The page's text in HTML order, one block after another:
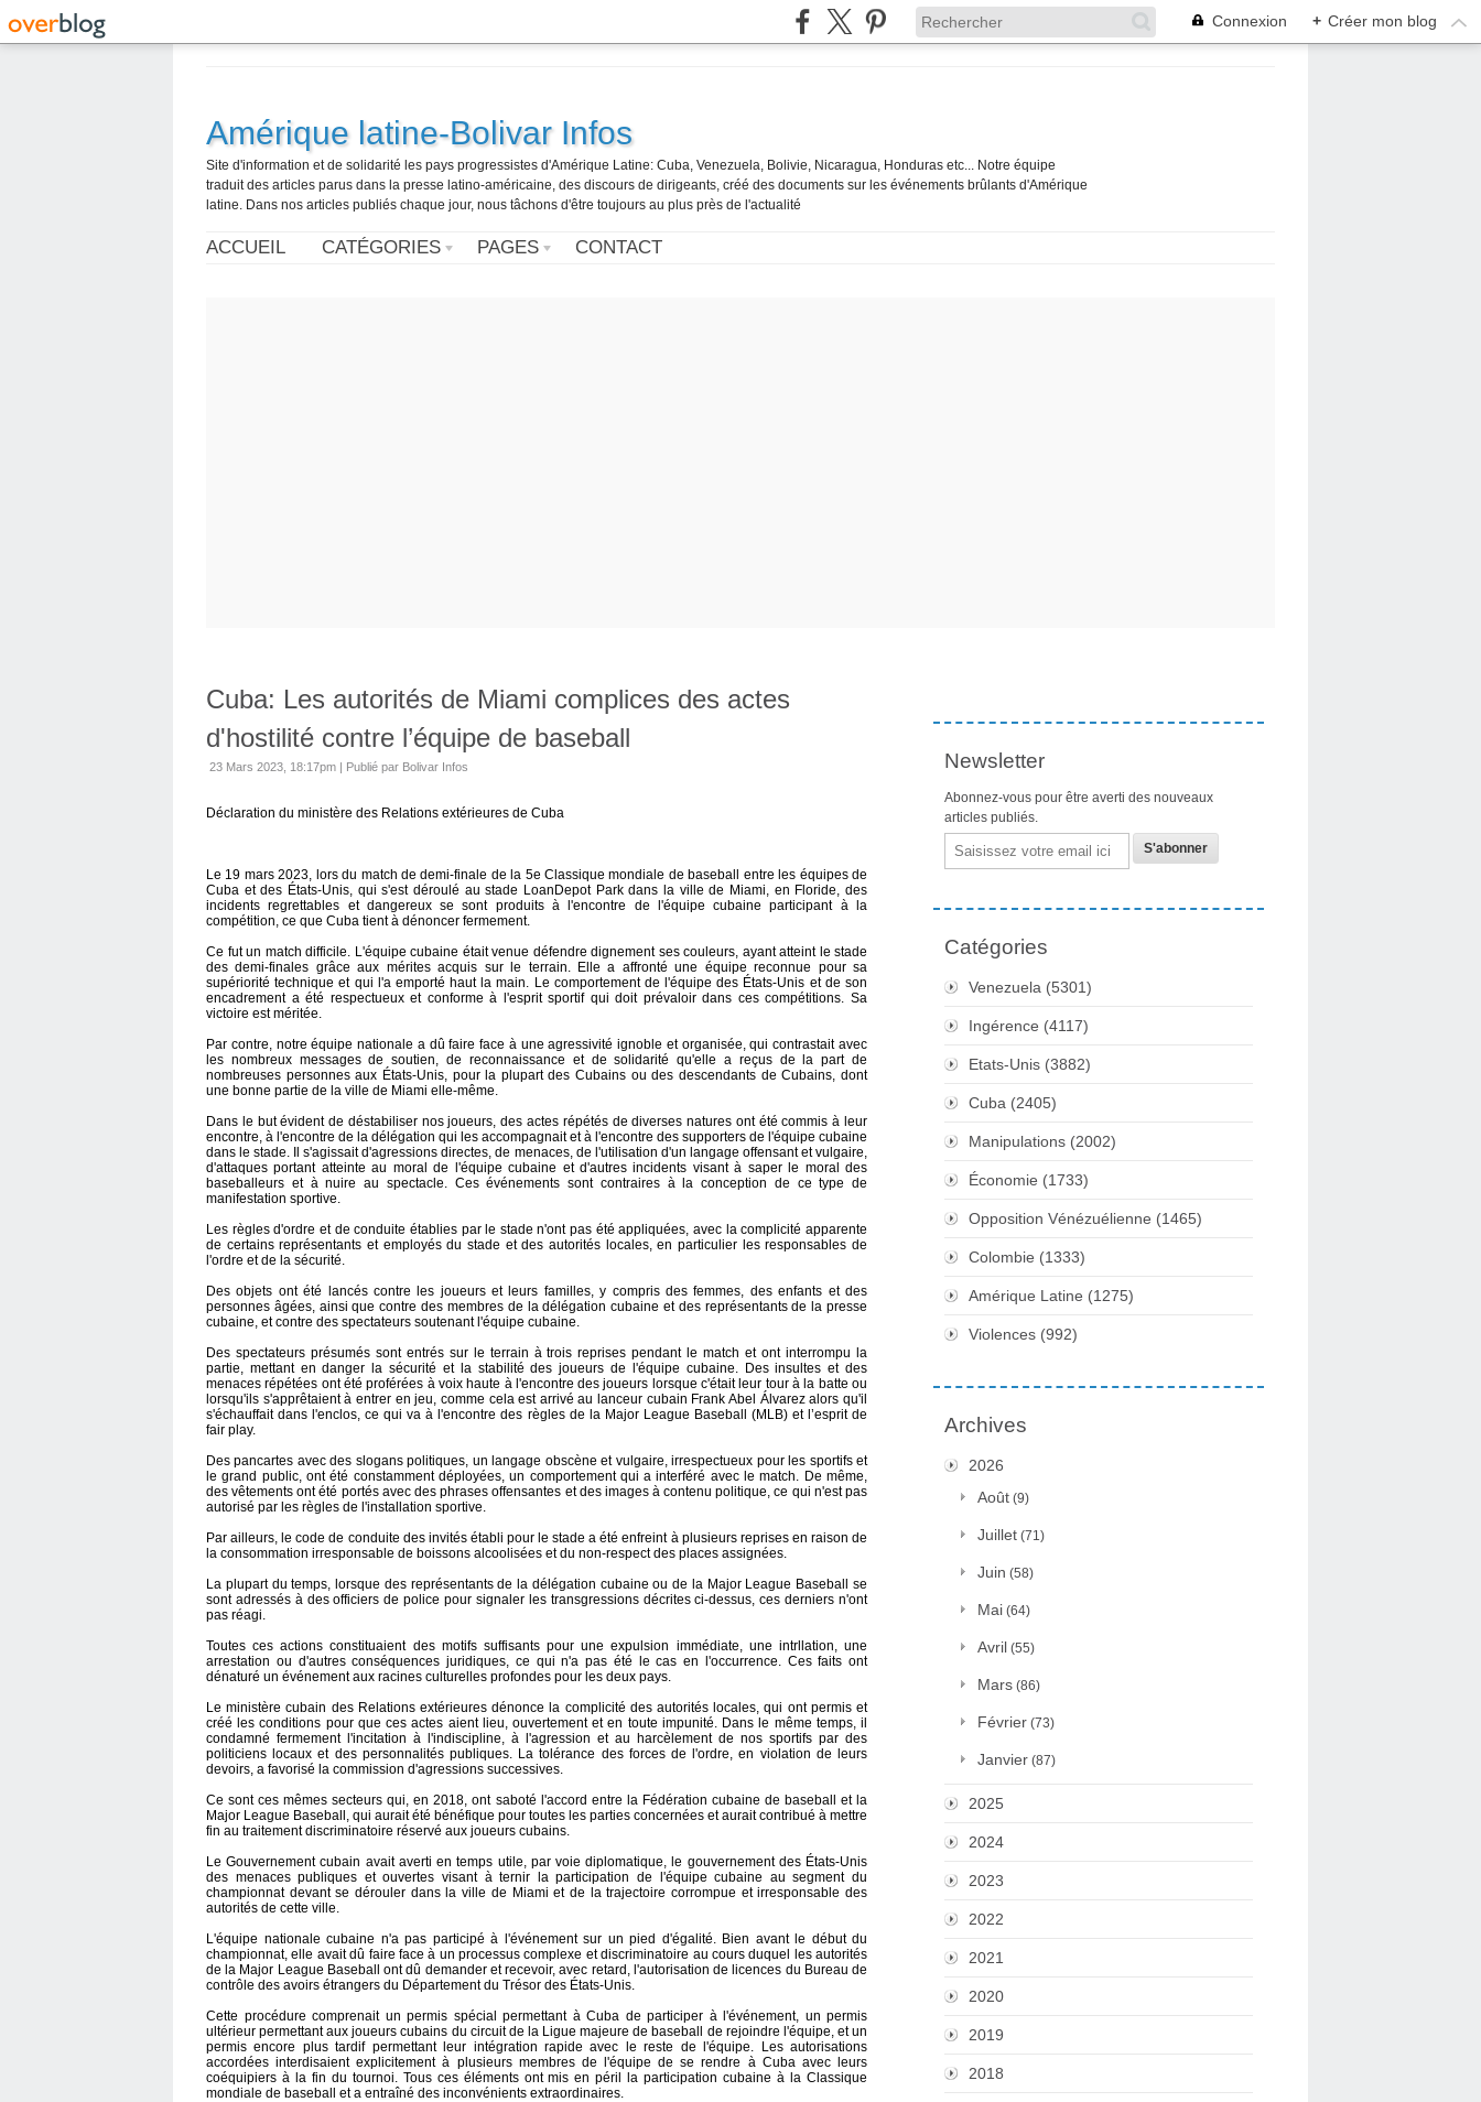
Connexion + Créer mon blog
Amérique latine-Bolivar Infos
Site d'information et de solidarité les pays progressistes d'Amérique Latine: Cuba, Venezuela, Bolivie, Nicaragua, Honduras etc... Notre équipe
traduit des articles parus dans la presse latino-américaine, des discours de dirigeants, créé des documents sur les événements brûlants d'Amérique
latine. Dans nos articles publiés chaque jour, nous tâchons d'être toujours au plus près de l'actualité
ACCUEIL CATÉGORIES PAGES CONTACT
Cuba: Les autorités de Miami complices des actes
d'hostilité contre l’équipe de baseball
23 Mars 2023, 18:17pm | Publié par Bolivar Infos
Déclaration du ministère des Relations extérieures de Cuba
Le 19 mars 2023, lors du match de demi-finale de la 5e Classique mondiale de baseball entre les équipes de
Cuba et des États-Unis, qui s'est déroulé au stade LoanDepot Park dans la ville de Miami, en Floride, des
incidents regrettables et dangereux se sont produits à l'encontre de l'équipe cubaine participant à la
compétition, ce que Cuba tient à dénoncer fermement.
Ce fut un match difficile. L'équipe cubaine était venue défendre dignement ses couleurs, ayant atteint le stade
des demi-finales grâce aux mérites acquis sur le terrain. Elle a affronté une équipe reconnue pour sa
supériorité technique et qui l'a emporté haut la main. Le comportement de l'équipe des États-Unis et de son
encadrement a été respectueux et conforme à l'esprit sportif qui doit prévaloir dans ces compétitions. Sa
victoire est méritée.
Par contre, notre équipe nationale a dû faire face à une agressivité ignoble et organisée, qui contrastait avec
les nombreux messages de soutien, de reconnaissance et de solidarité qu'elle a reçus de la part de
nombreuses personnes aux États-Unis, pour la plupart des Cubains ou des descendants de Cubains, dont
une bonne partie de la ville de Miami elle-même.
Dans le but évident de déstabiliser nos joueurs, des actes répétés de diverses natures ont été commis à leur
encontre, à l'encontre de la délégation qui les accompagnait et à l'encontre des supporters de l'équipe cubaine
dans le stade. Il s'agissait d'agressions directes, de menaces, de l'utilisation d'un langage offensant et vulgaire,
d'attaques portant atteinte au moral de l'équipe cubaine et d'autres incidents visant à saper le moral des
baseballeurs et à nuire au spectacle. Ces événements sont contraires à la conception de ce type de
manifestation sportive.
Les règles d'ordre et de conduite établies par le stade n'ont pas été appliquées, avec la complicité apparente
de certains représentants et employés du stade et des autorités locales, en particulier les responsables de
l'ordre et de la sécurité.
Des objets ont été lancés contre les joueurs et leurs familles, y compris des femmes, des enfants et des
personnes âgées, ainsi que contre des membres de la délégation cubaine et des représentants de la presse
cubaine, et contre des spectateurs soutenant l'équipe cubaine.
Des spectateurs présumés sont entrés sur le terrain à trois reprises pendant le match et ont interrompu la
partie, mettant en danger la sécurité et la stabilité des joueurs de l'équipe cubaine. Des insultes et des
menaces répétées ont été proférées à voix haute à l'encontre des joueurs lorsque c'était leur tour à la batte ou
lorsqu'ils s'apprêtaient à entrer en jeu, comme cela est arrivé au lanceur cubain Frank Abel Álvarez alors qu'il
s'échauffait dans l'enclos, ce qui va à l'encontre des règles de la Major League Baseball (MLB) et l’esprit de
fair play.
Des pancartes avec des slogans politiques, un langage obscène et vulgaire, irrespectueux pour les sportifs et
le grand public, ont été constamment déployées, un comportement qui a interféré avec le match. De même,
des vêtements ont été portés avec des phrases offensantes et des images à contenu politique, ce qui n'est pas
autorisé par les règles de l'installation sportive.
Par ailleurs, le code de conduite des invités établi pour le stade a été enfreint à plusieurs reprises en raison de
la consommation irresponsable de boissons alcoolisées et du non-respect des places assignées.
La plupart du temps, lorsque des représentants de la délégation cubaine ou de la Major League Baseball se
sont adressés à des officiers de police pour signaler les transgressions décrites ci-dessus, ces derniers n'ont
pas réagi.
Toutes ces actions constituaient des motifs suffisants pour une expulsion immédiate, une intrllation, une
arrestation ou d'autres conséquences juridiques, ce qui n'a pas été le cas en l'occurrence. Ces faits ont
dénaturé un événement aux racines culturelles profondes pour les deux pays.
Le ministère cubain des Relations extérieures dénonce la complicité des autorités locales, qui ont permis et
créé les conditions pour que ces actes aient lieu, ouvertement et en toute impunité. Dans le même temps, il
condamné fermement l'incitation à l'indiscipline, à l'agression et au harcèlement de nos sportifs par des
politiciens locaux et des personnalités publiques. La tolérance des forces de l'ordre, en violation de leurs
devoirs, a favorisé la commission d'agressions successives.
Ce sont ces mêmes secteurs qui, en 2018, ont saboté l'accord entre la Fédération cubaine de baseball et la
Major League Baseball, qui aurait été bénéfique pour toutes les parties concernées et aurait contribué à mettre
fin au traitement discriminatoire réservé aux joueurs cubains.
Le Gouvernement cubain avait averti en temps utile, par voie diplomatique, le gouvernement des États-Unis
des menaces publiques et ouvertes visant à ternir la participation de l'équipe cubaine au segment du
championnat devant se dérouler dans la ville de Miami et de la trajectoire corrompue et irresponsable des
autorités de cette ville.
L'équipe nationale cubaine n'a pas participé à l'événement sur un pied d'égalité. Bien avant le début du
championnat, elle avait dû faire face à un processus complexe et discriminatoire au cours duquel les autorités
de la Major League Baseball ont dû demander et recevoir, avec retard, l'autorisation de licences du Bureau de
contrôle des avoirs étrangers du Département du Trésor des États-Unis.
Cette procédure comprenait un permis spécial permettant à Cuba de participer à l'événement, un permis
ultérieur permettant aux joueurs cubains du circuit de la Ligue majeure de baseball de rejoindre l'équipe, et un
permis encore plus tardif permettant leur intégration rapide avec le reste de l'équipe. Les autorisations
accordées interdisaient explicitement à plusieurs membres de l'équipe de se rendre à Cuba avec leurs
coéquipiers à la fin du tournoi. Tous ces éléments ont mis en péril la participation cubaine à la Classique
mondiale de baseball et a entraîné des inconvénients extraordinaires.
Newsletter
Abonnez-vous pour être averti des nouveaux
articles publiés.
Email
Catégories
Venezuela (5301)
Ingérence (4117)
Etats-Unis (3882)
Cuba (2405)
Manipulations (2002)
Économie (1733)
Opposition Vénézuélienne (1465)
Colombie (1333)
Amérique Latine (1275)
Violences (992)
Archives
2026
Août (9)
Juillet (71)
Juin (58)
Mai (64)
Avril (55)
Mars (86)
Février (73)
Janvier (87)
2025
2024
2023
2022
2021
2020
2019
2018